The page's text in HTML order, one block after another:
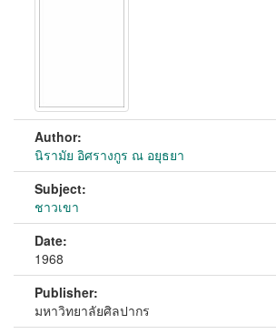
Author:
นิรามัย อิศรางกูร ณ อยุธยา
Subject:
ชาวเขา
Date:
1968
Publisher:
มหาวิทยาลัยศิลปากร